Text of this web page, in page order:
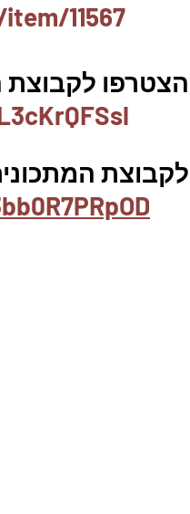
11567
הצטרפו לקבוצת
לקבוצת